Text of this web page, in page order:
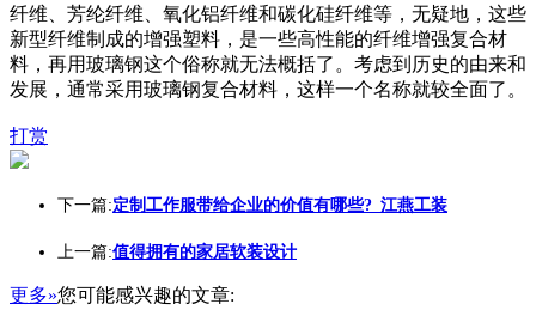
纤维、芳纶纤维、氧化铝纤维和碳化硅纤维等，无疑地，这些
新型纤维制成的增强塑料，是一些高性能的纤维增强复合材
料，再用玻璃钢这个俗称就无法概括了。考虑到历史的由来和
发展，通常采用玻璃钢复合材料，这样一个名称就较全面了。
打赏
下一篇:定制工作服带给企业的价值有哪些?_江燕工装
上一篇:值得拥有的家居软装设计
更多»您可能感兴趣的文章: